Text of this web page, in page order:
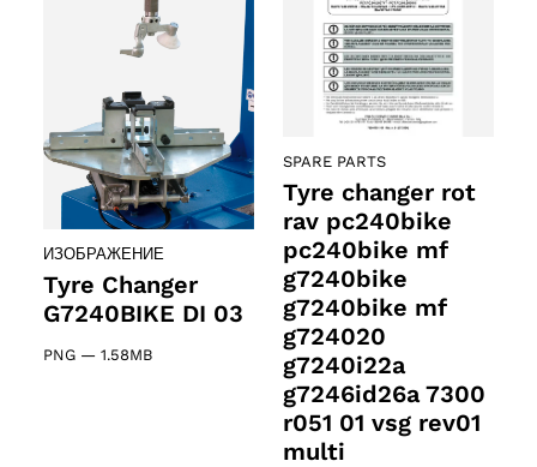
5 products
ИЗОБРАЖЕНИЕ
Tyre Changer
G7240BIKE DI 03
PNG — 1.58MB
SPARE PARTS
Tyre changer rot
rav pc240bike
pc240bike mf
g7240bike
g7240bike mf
g724020
g7240i22a
g7246id26a 7300
r051 01 vsg rev01
multi